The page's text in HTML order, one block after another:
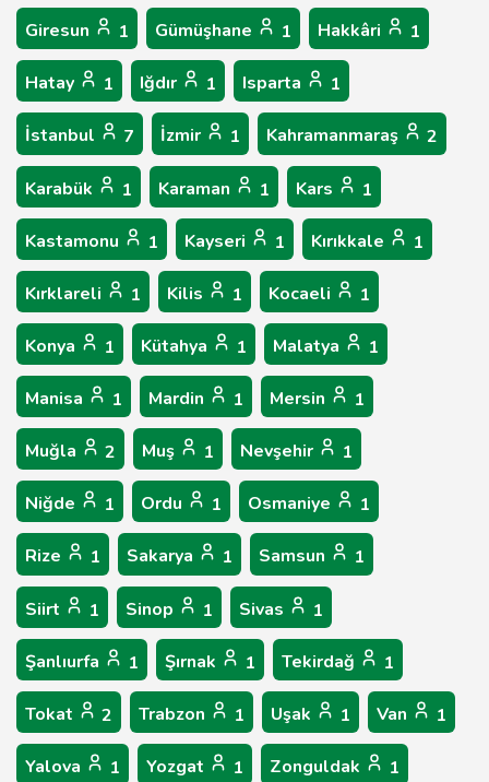
Giresun 1 Gümüşhane 1 Hakkâri 1
Hatay 1 Iğdır 1 Isparta 1
İstanbul 7 İzmir 1 Kahramanmaraş 2
Karabük 1 Karaman 1 Kars 1
Kastamonu 1 Kayseri 1 Kırıkkale 1
Kırklareli 1 Kilis 1 Kocaeli 1
Konya 1 Kütahya 1 Malatya 1
Manisa 1 Mardin 1 Mersin 1
Muğla 2 Muş 1 Nevşehir 1
Niğde 1 Ordu 1 Osmaniye 1
Rize 1 Sakarya 1 Samsun 1
Siirt 1 Sinop 1 Sivas 1
Şanlıurfa 1 Şırnak 1 Tekirdağ 1
Tokat 2 Trabzon 1 Uşak 1 Van 1
Yalova 1 Yozgat 1 Zonguldak 1